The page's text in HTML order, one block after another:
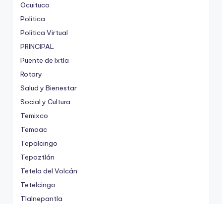
Ocuituco
Política
Política Virtual
PRINCIPAL
Puente de Ixtla
Rotary
Salud y Bienestar
Social y Cultura
Temixco
Temoac
Tepalcingo
Tepoztlán
Tetela del Volcán
Tetelcingo
Tlalnepantla